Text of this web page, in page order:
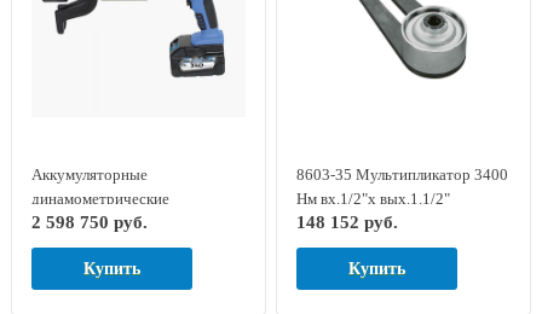
Аккумуляторные
динамометрические
гайковерты серии LOSOMAT
LDA-60
2 598 750 руб.
Купить
8603-35 Мультипликатор 3400
Нм вх.1/2"х вых.1.1/2"
DREMOPLUS GED RED
7704500
148 152 руб.
Купить